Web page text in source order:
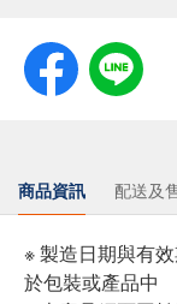
商品資訊 配送及
※ 製造日期與有
於包裝或產品中